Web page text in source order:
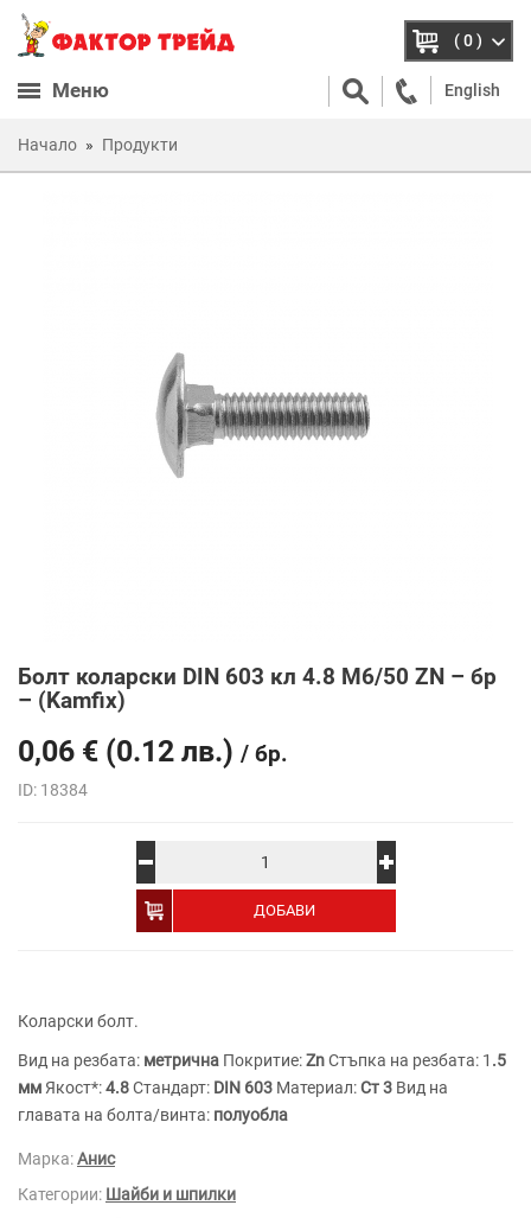
( 0 )
Меню English
Начало Продукти
Болт коларски DIN 603 кл 4.8 M6/50 ZN – бр
– (Kamfix)
0,06 € (0.12 лв.) / бр.
ID: 18384
ДОБАВИ
Alternative:
Коларски болт.
Вид на резбата: метрична Покритие:ZnСтъпка на резбата: 1 .5
ммЯкост*:4.8Стандарт: DIN 603 Материал:Ст 3 Вид на
главата на болта/винта: полуобла
Марка:Анис
Категории: Шайби и шпилки